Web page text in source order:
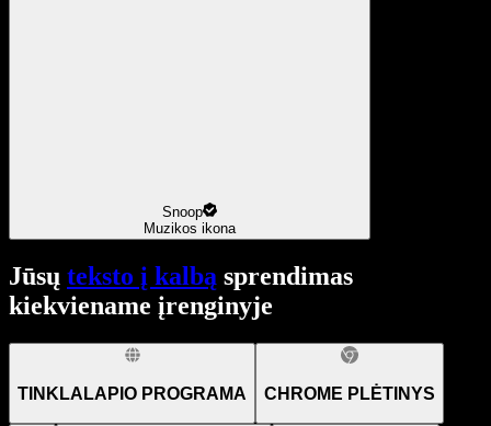
Snoop
Muzikos ikona
Jūsų teksto į kalbą sprendimas
kiekviename įrenginyje
TINKLALAPIO PROGRAMA CHROME PLĖTINYS